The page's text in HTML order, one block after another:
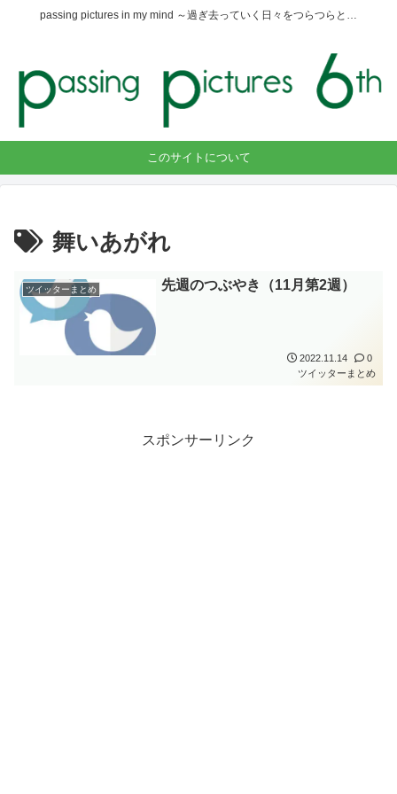
passing pictures in my mind ～過ぎ去っていく日々をつらつらと…
このサイトについて
舞いあがれ
ツイッターまとめ 先週のつぶやき（11月第2週）
2022.11.14
0
ツイッターまとめ
スポンサーリンク